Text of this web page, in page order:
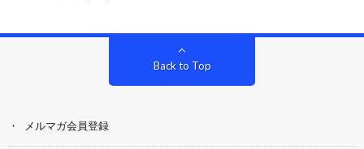
Back to Top
メルマガ会員登録